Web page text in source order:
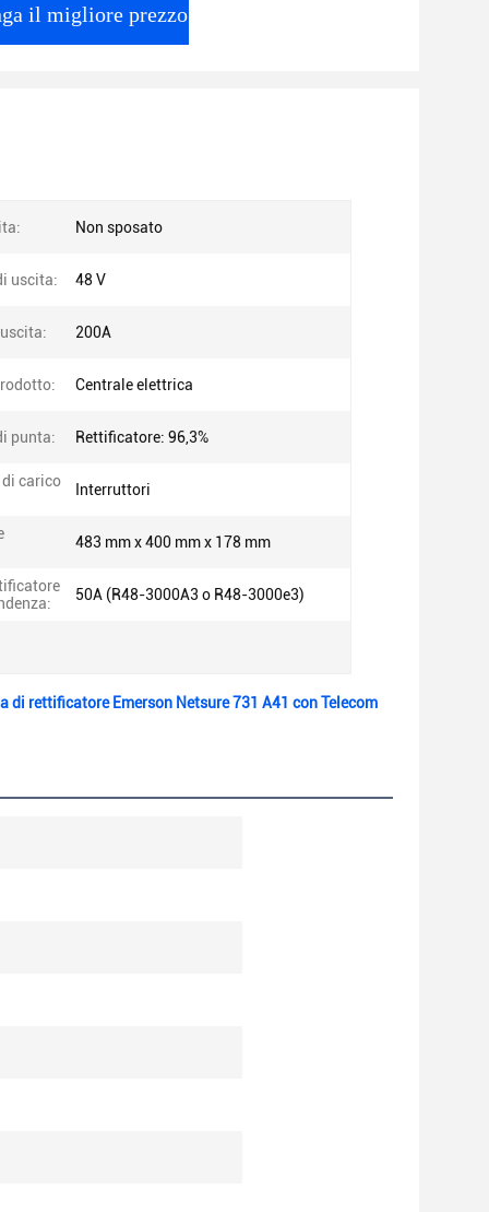
il migliore prezzo
Non sposato
uscita: 48 V
200A
Centrale elettrica
punta: Rettificatore: 96,3%
carico
Interruttori
483 mm x 400 mm x 178 mm
50A (R48-3000A3 o R48-3000e3)
rettificatore Emerson Netsure 731 A41 con Telecom